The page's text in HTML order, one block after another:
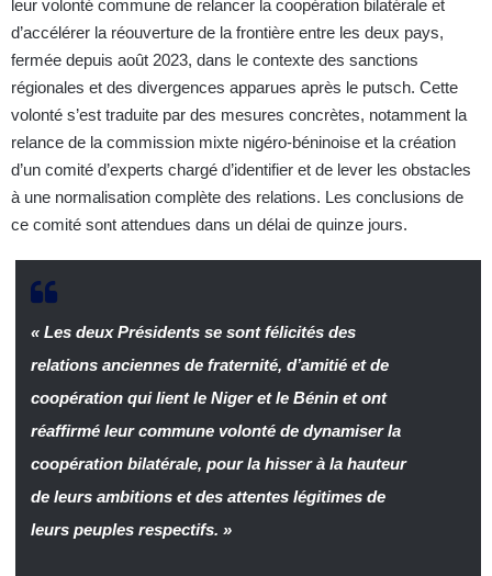
leur volonté commune de relancer la coopération bilatérale et
d’accélérer la réouverture de la frontière entre les deux pays,
fermée depuis août 2023, dans le contexte des sanctions
régionales et des divergences apparues après le putsch. Cette
volonté s’est traduite par des mesures concrètes, notamment la
relance de la commission mixte nigéro-béninoise et la création
d’un comité d’experts chargé d’identifier et de lever les obstacles
à une normalisation complète des relations. Les conclusions de
ce comité sont attendues dans un délai de quinze jours.
« Les deux Présidents se sont félicités des
relations anciennes de fraternité, d’amitié et de
coopération qui lient le Niger et le Bénin et ont
réaffirmé leur commune volonté de dynamiser la
coopération bilatérale, pour la hisser à la hauteur
de leurs ambitions et des attentes légitimes de
leurs peuples respectifs. »